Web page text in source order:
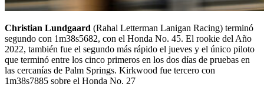
Christian Lundgaard (Rahal Letterman Lanigan Racing) terminó
segundo con 1m38s5682, con el Honda No. 45. El rookie del Año
2022, también fue el segundo más rápido el jueves y el único piloto
que terminó entre los cinco primeros en los dos días de pruebas en
las cercanías de Palm Springs. Kirkwood fue tercero con
1m38s7885 sobre el Honda No. 27